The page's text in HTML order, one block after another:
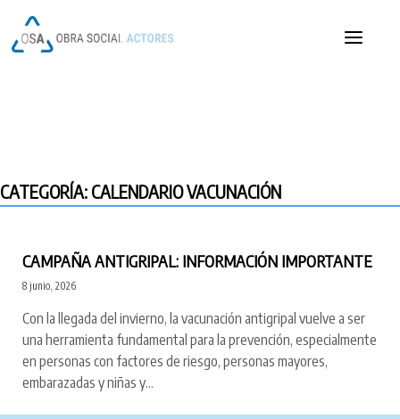
contenido
CATEGORÍA: CALENDARIO VACUNACIÓN
CAMPAÑA ANTIGRIPAL: INFORMACIÓN IMPORTANTE
8 junio, 2026
Con la llegada del invierno, la vacunación antigripal vuelve a ser
una herramienta fundamental para la prevención, especialmente
en personas con factores de riesgo, personas mayores,
embarazadas y niñas y…